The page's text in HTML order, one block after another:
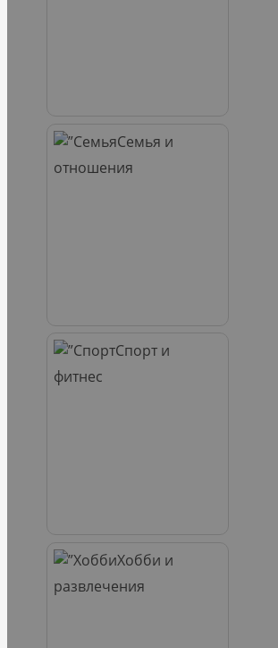
Семья и
отношения
Спорт и
фитнес
Хобби и
развлечения